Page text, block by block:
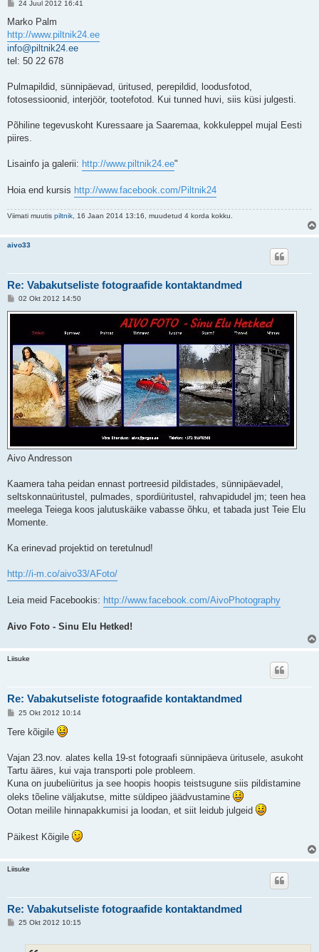
P
s
i
t
u
s
24 Juul 2012 16:41
Marko Palm
http://www.piltnik24.ee
info@piltnik24.ee
tel: 50 22 678
Pulmapildid, sünnipäevad, üritused, perepildid, loodusfotod,
fotosessioonid, interjöör, tootefotod. Kui tunned huvi, siis küsi julgesti.
Põhiline tegevuskoht Kuressaare ja Saaremaa, kokkuleppel mujal Eesti
piires.
Lisainfo ja galerii: http://www.piltnik24.ee"
Hoia end kursis http://www.facebook.com/Piltnik24
Viimati muutis piltnik , 16 Jaan 2014 13:16, muudetud 4 korda kokku.
aivo33
Re: Vabakutseliste fotograafide kontaktandmed
P
s
02 Okt 2012 14:50
Aivo Andresson
Kaamera taha peidan ennast portreesid pildistades, sünnipäevadel,
seltskonnaüritustel, pulmades, spordiüritustel, rahvapidudel jm; teen hea
meelega Teiega koos jalutuskäike vabasse õhku, et tabada just Teie Elu
Momente.
Ka erinevad projektid on teretulnud!
http://i-m.co/aivo33/AFoto/
Leia meid Facebookis: http://www.facebook.com/AivoPhotography
Aivo Foto - Sinu Elu Hetked!
Liisuke
Re: Vabakutseliste fotograafide kontaktandmed
P
s
t
t
u
s
25 Okt 2012 10:14
Tere kõigile
Vajan 23.nov. alates kella 19-st fotograafi sünnipäeva üritusele, asukoht
Tartu ääres, kui vaja transporti pole probleem.
Kuna on juubeliüritus ja see hoopis hoopis teistsugune siis pildistamine
oleks tõeline väljakutse, mitte süldipeo jäädvustamine
Ootan meilile hinnapakkumisi ja loodan, et siit leidub julgeid
Päikest Kõigile
Liisuke
Re: Vabakutseliste fotograafide kontaktandmed
P25 Okt 2012 10:15